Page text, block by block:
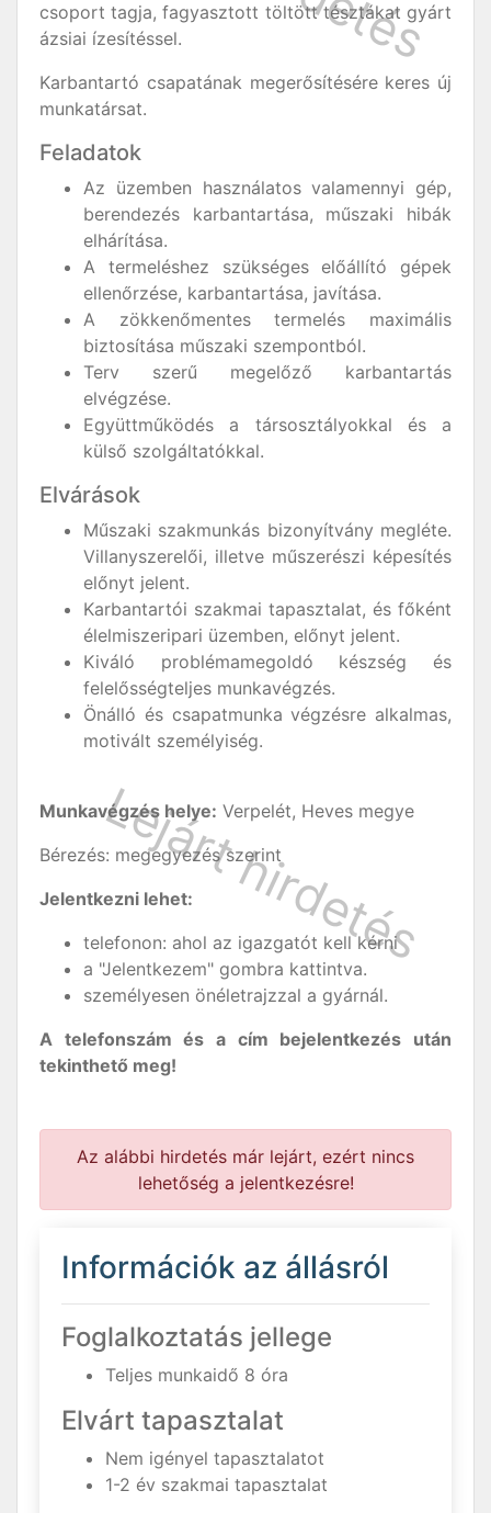
csoport tagja, fagyasztott töltött tésztákat gyárt
ázsiai ízesítéssel.
Karbantartó csapatának megerősítésére keres új
munkatársat.
Feladatok
Az üzemben használatos valamennyi gép,
berendezés karbantartása, műszaki hibák
elhárítása.
A termeléshez szükséges előállító gépek
ellenőrzése, karbantartása, javítása.
A zökkenőmentes termelés maximális
biztosítása műszaki szempontból.
Terv szerű megelőző karbantartás
elvégzése.
Együttműködés a társosztályokkal és a
külső szolgáltatókkal.
Elvárások
Műszaki szakmunkás bizonyítvány megléte.
Villanyszerelői, illetve műszerészi képesítés
előnyt jelent.
Karbantartói szakmai tapasztalat, és főként
élelmiszeripari üzemben, előnyt jelent.
Kiváló problémamegoldó készség és
felelősségteljes munkavégzés.
Önálló és csapatmunka végzésre alkalmas,
motivált személyiség.
Munkavégzés helye: Verpelét, Heves megye
Bérezés: megegyezés szerint
Jelentkezni lehet:
telefonon: ahol az igazgatót kell kérni
a "Jelentkezem" gombra kattintva.
személyesen önéletrajzzal a gyárnál.
A telefonszám és a cím bejelentkezés után
tekinthető meg!
Az alábbi hirdetés már lejárt, ezért nincs
lehetőség a jelentkezésre!
Információk az állásról
Foglalkoztatás jellege
Teljes munkaidő 8 óra
Elvárt tapasztalat
Nem igényel tapasztalatot
1-2 év szakmai tapasztalat